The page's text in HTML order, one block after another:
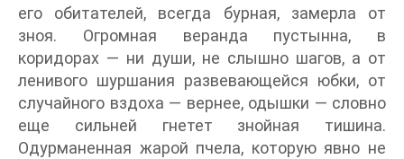
его обитателей, всегда бурная, замерла от
зноя. Огромная веранда пустынна, в
коридорах — ни души, не слышно шагов, а от
ленивого шуршания развевающейся юбки, от
случайного вздоха — вернее, одышки — словно
еще сильней гнетет знойная тишина.
Одурманенная жарой пчела, которую явно не